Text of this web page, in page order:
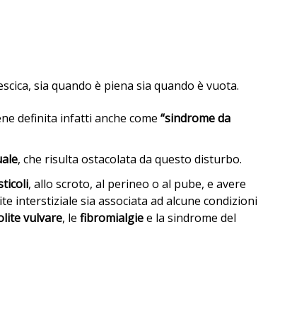
sia quando è piena sia quando è vuota.
definita infatti anche come“sindrome da
, che risulta ostacolata da questo disturbo.
, allo scroto, al perineo o al pube, e avere
interstiziale sia associata ad alcune condizioni
vulvare, lefibromialgiee la sindrome del